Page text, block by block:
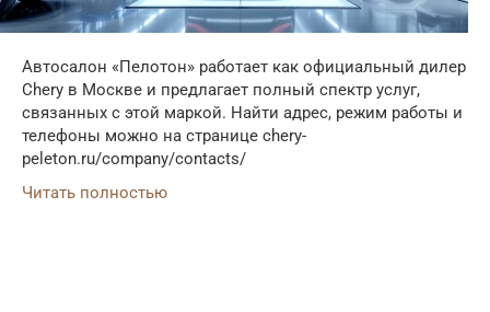
Автосалон «Пелотон» работает как официальный дилер
Chery в Москве и предлагает полный спектр услуг,
связанных с этой маркой. Найти адрес, режим работы и
телефоны можно на странице chery-
peleton.ru/company/contacts/
Читать полностью